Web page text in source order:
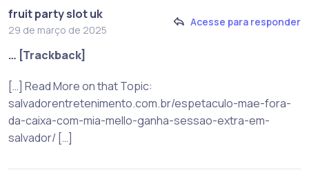
fruit party slot uk
29 de março de 2025
Acesse para responder
… [Trackback]
[…] Read More on that Topic:
salvadorentretenimento.com.br/espetaculo-mae-fora-
da-caixa-com-mia-mello-ganha-sessao-extra-em-
salvador/ […]